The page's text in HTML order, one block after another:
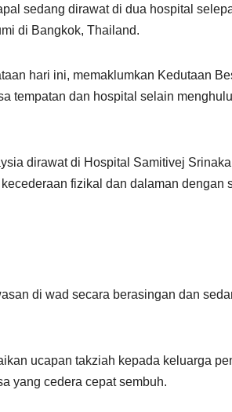
sedang dirawat di dua hospital
di Bangkok, Thailand.
hari ini, memaklumkan Kedutaan
tempatan dan hospital selain
dirawat di Hospital Samitivej
fizikal dan dalaman dengan
di wad secara berasingan dan
ucapan takziah kepada keluarga
yang cedera cepat sembuh.